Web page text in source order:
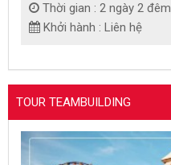
Thời gian : 2 ngày 2 đêm
Khởi hành : Liên hệ
TOUR TEAMBUILDING